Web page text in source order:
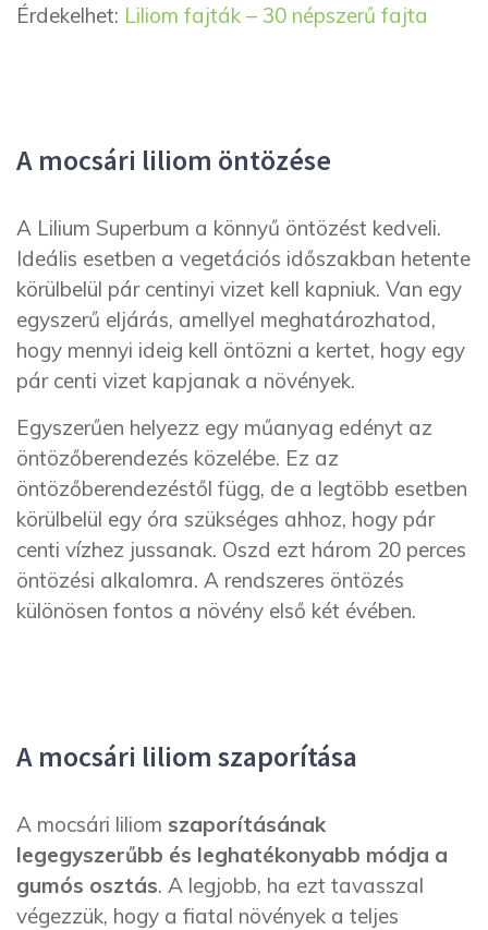
Érdekelhet: Liliom fajták – 30 népszerű fajta
A mocsári liliom öntözése
A Lilium Superbum a könnyű öntözést kedveli.
Ideális esetben a vegetációs időszakban hetente
körülbelül pár centinyi vizet kell kapniuk. Van egy
egyszerű eljárás, amellyel meghatározhatod,
hogy mennyi ideig kell öntözni a kertet, hogy egy
pár centi vizet kapjanak a növények.
Egyszerűen helyezz egy műanyag edényt az
öntözőberendezés közelébe. Ez az
öntözőberendezéstől függ, de a legtöbb esetben
körülbelül egy óra szükséges ahhoz, hogy pár
centi vízhez jussanak. Oszd ezt három 20 perces
öntözési alkalomra. A rendszeres öntözés
különösen fontos a növény első két évében.
A mocsári liliom szaporítása
A mocsári liliom szaporításának
legegyszerűbb és leghatékonyabb módja a
gumós osztás. A legjobb, ha ezt tavasszal
végezzük, hogy a fiatal növények a teljes